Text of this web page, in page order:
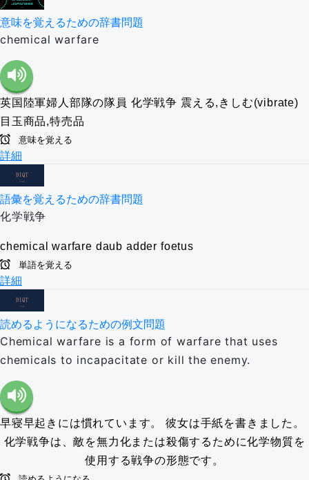
意味を覚えるための辞書問題
chemical warfare
英国陸軍婦人部隊の隊員 化学戦争 震える,きしむ(vibrate)
目玉商品,特売品
意味を覚える
詳細
語彙を覚えるための辞書問題
化学戦争
chemical warfare daub adder foetus
単語を覚える
詳細
読めるようになるための例文問題
Chemical warfare is a form of warfare that uses
chemicals to incapacitate or kill the enemy.
早寝早起きには慣れています。
彼女は手紙を書きました。
化学戦争は、敵を無力化または殺傷するために化学物質を
使用する戦争の形態です。